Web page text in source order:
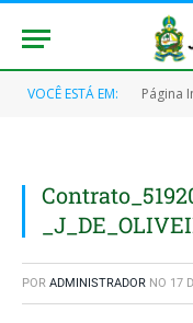
VOCÊ ESTÁ EM: Página
POR ADMINISTRADOR NO 17